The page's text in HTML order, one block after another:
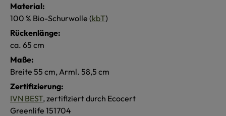
Material:
100 % Bio-Schurwolle (kbT)
Rückenlänge:
ca. 65 cm
Maße:
Breite 55 cm, Arml. 58,5 cm
Zertifizierung:
IVN BEST, zertifiziert durch Ecocert
Greenlife 151704